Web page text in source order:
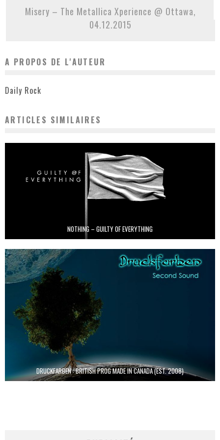
Misery – The Metallica Xperience @ Ottawa,
04.12.2015
A PROPOS DE L'AUTEUR
Daily Rock
ARTICLES SIMILAIRES
NOTHING – GUILTY OF EVERYTHING
DRUCKFARBEN : BRITISH PROG MADE IN CANADA (EST. 2008)